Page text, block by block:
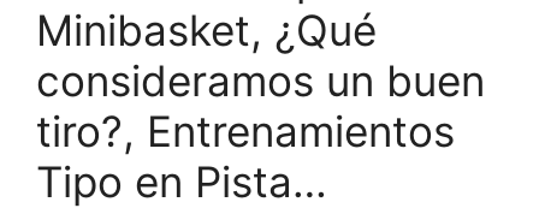
Minibasket, ¿Qué
consideramos un buen
tiro?, Entrenamientos
Tipo en Pista…